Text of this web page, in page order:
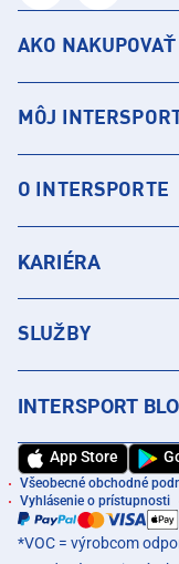
AKO NAKUPOVAŤ
MÔJ
O INTERSPORTE
KARIÉRA
SLUŽBY
INTERSPORT
App Store
Všeobecné obchodné
Vyhlásenie o prístupnosti
*VOC = výrobcom